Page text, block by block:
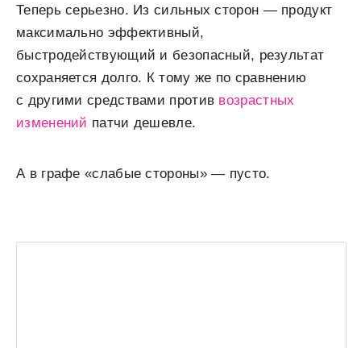
Теперь серьезно. Из сильных сторон — продукт
максимально эффективный,
быстродействующий и безопасный, результат
сохраняется долго. К тому же по сравнению
с другими средствами против возрастных
изменений патчи дешевле.
А в графе «слабые стороны» — пусто.